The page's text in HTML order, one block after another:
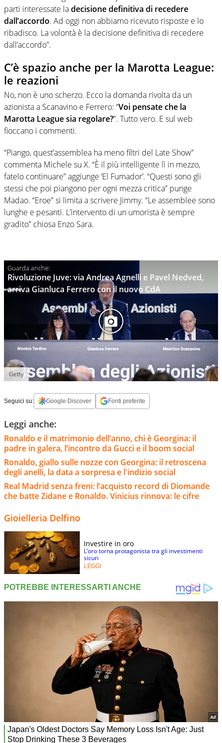
parti interessate ladecisione definitiva di recedere
dall’accordo. Ad oggi non abbiamo ricevuto risposte e lo
ribadisco. La volontà è la decisione definitiva di recedere
dall’accordo”.
C’è spazio anche per la Marotta League:
le reazioni
No, non è uno scherzo. Ecco la domanda rivolta da un
azionista a Scanavino e Ferrero: “Voi pensate che la
Marotta League sia regolare?”. Tutto vero. E sul web
fioccano i commenti.
“Piango, quest’assemblea ha meno filtri del Late Show”
commenta Michele su X. “È il più intelligente lì in mezzo,
fatelo continuare” aggiunge ‘El Fumador’. “Questi sono gli
stessi che poi piangono per ogni mezza critica” punge
Madao. “Eroe” si limita a scrivere Jimmy. “Le assemblee sono
lunghe e pesanti. L’intervento di un umorista è sempre
gradito” chiosa Enzo Sara.
Rivoluzione Juve: via Andrea Agnelli e Pavel Nedved,
arriva Gianluca Ferrero con il nuovo CdA
Getty
Seguici su: Google Discover Fonti preferite
Leggi anche:
Ronaldo e il matrimonio dell’anno, chi è Georgina: il
padre in galera, l’incontro da Gucci e il boom social
Ronaldo, giallo sulle nozze con Georgina: il retroscena
degli anelli, la data a sorpresa e l'indizio social
Real Madrid senza freni: l’acquisto record di Diomande
che batte Zidane e Ronaldo. Vinicius rinnova: le cifre
Gioielleria Delfino
Investire in oro
L’oro torna protagonista tra gli investimenti
sicuri
LEGGI